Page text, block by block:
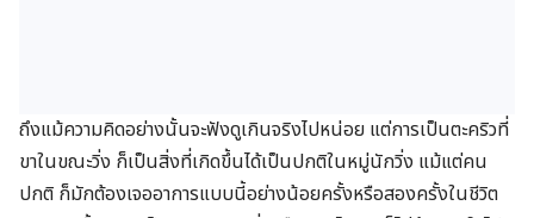
ถึงแม้ความคิดอย่างนั้นจะฟังดูเกินจริงไปหน่อย แต่การเป็นตะคริวที่
ขาในขณะวิ่ง ก็เป็นสิ่งที่เกิดขึ้นได้เป็นปกติในหมู่นักวิ่ง แม้แต่คน
ปกติ ก็มักต้องเจออาการแบบนี้อย่างน้อยครั้งหรือสองครั้งในชีวิต